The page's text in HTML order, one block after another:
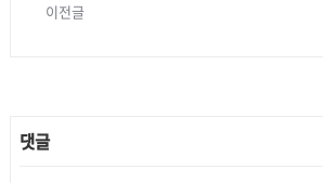
이전글
댓글